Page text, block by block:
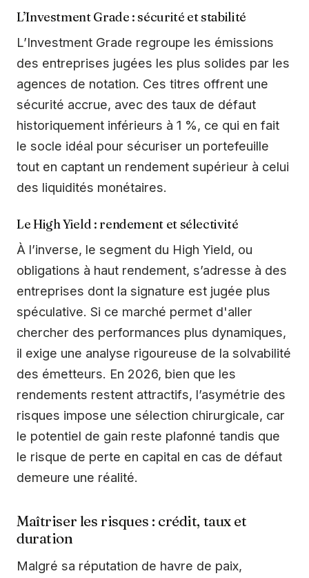
L’Investment Grade : sécurité et stabilité
L’Investment Grade regroupe les émissions
des entreprises jugées les plus solides par les
agences de notation. Ces titres offrent une
sécurité accrue, avec des taux de défaut
historiquement inférieurs à 1 %, ce qui en fait
le socle idéal pour sécuriser un portefeuille
tout en captant un rendement supérieur à celui
des liquidités monétaires.
Le High Yield : rendement et sélectivité
À l’inverse, le segment du High Yield, ou
obligations à haut rendement, s’adresse à des
entreprises dont la signature est jugée plus
spéculative. Si ce marché permet d'aller
chercher des performances plus dynamiques,
il exige une analyse rigoureuse de la solvabilité
des émetteurs. En 2026, bien que les
rendements restent attractifs, l’asymétrie des
risques impose une sélection chirurgicale, car
le potentiel de gain reste plafonné tandis que
le risque de perte en capital en cas de défaut
demeure une réalité.
Maîtriser les risques : crédit, taux et
duration
Malgré sa réputation de havre de paix,